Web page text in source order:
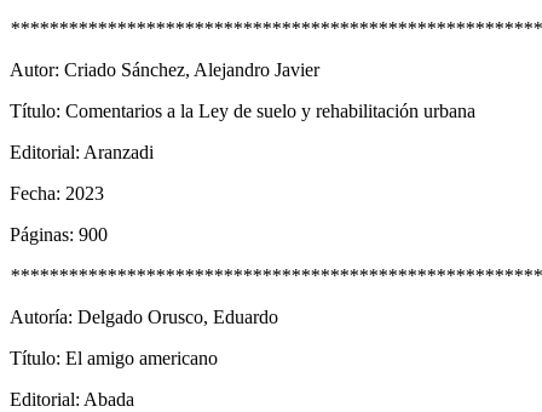
Autor: Criado Sánchez, Alejandro Javier
Título: Comentarios a la Ley de suelo y rehabilitación urbana
Editorial: Aranzadi
Fecha: 2023
Páginas: 900
Autoría: Delgado Orusco, Eduardo
Título: El amigo americano
Editorial: Abada